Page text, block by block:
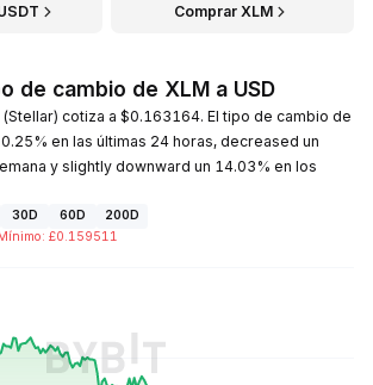
Comprar XLM
de cambio de XLM a USD
cotiza a $0.163164. El tipo de cambio de
0.25% en las últimas 24 horas, decreased un
y slightly downward un 14.03% en los
30D 60D
200D
: £0.159511